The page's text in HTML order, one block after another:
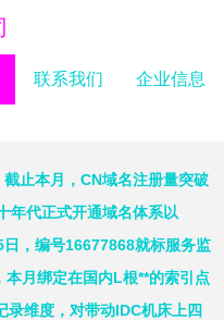
联系我们 企业信息
截止本月，CN域名注册量突破
年代正式开通域名体系以
，编号16677868就标服务监
月绑定在国内L根**的索引点
维度，对带动IDC机床上四